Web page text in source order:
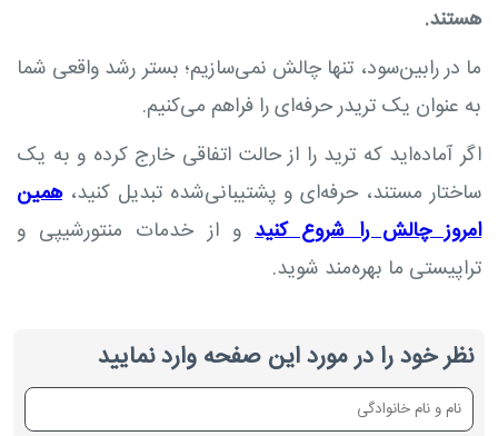
هستند.
ما در رابین‌سود، تنها چالش نمی‌سازیم؛ بستر رشد واقعی شما
به عنوان یک تریدر حرفه‌ای را فراهم می‌کنیم.
اگر آماده‌اید که ترید را از حالت اتفاقی خارج کرده و به یک
ساختار مستند، حرفه‌ای و پشتیبانی‌شده تبدیل کنید،همین
امروز چالش را شروع کنیدو از خدمات منتورشیپی و
تراپیستی ما بهره‌مند شوید.
نظر خود را در مورد این صفحه وارد نمایید